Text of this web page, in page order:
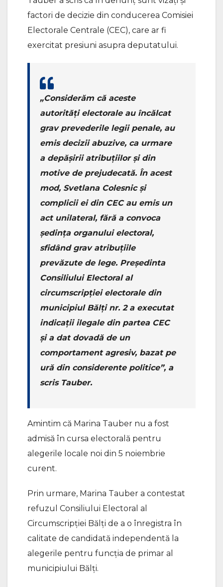
factori de decizie din conducerea Comisiei
Electorale Centrale (CEC), care ar fi
exercitat presiuni asupra deputatului.
„Considerăm că aceste
autorități electorale au încălcat
grav prevederile legii penale, au
emis decizii abuzive, ca urmare
a depășirii atribuțiilor și din
motive de prejudecată. În acest
mod, Svetlana Colesnic și
complicii ei din CEC au emis un
act unilateral, fără a convoca
ședința organului electoral,
sfidând grav atribuțiile
prevăzute de lege. Președinta
Consiliului Electoral al
circumscripției electorale din
municipiul Bălți nr. 2 a executat
indicații ilegale din partea CEC
și a dat dovadă de un
comportament agresiv, bazat pe
ură din considerente politice”, a
scris Tauber.
Amintim că Marina Tauber nu a fost
admisă în cursa electorală pentru
alegerile locale noi din 5 noiembrie
curent.
Prin urmare, Marina Tauber a contestat
refuzul Consiliului Electoral al
Circumscripției Bălţi de a o înregistra în
calitate de candidată independentă la
alegerile pentru funcția de primar al
municipiului Bălţi.